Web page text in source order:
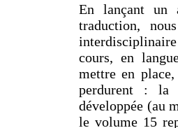
En lançant un
traduction,
cours, en
mettre en
perdurent : la
développée (au
le volume 15